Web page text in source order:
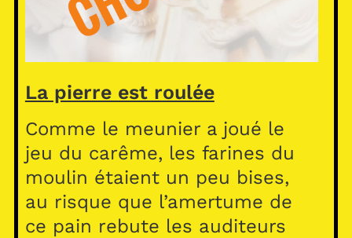
La pierre est roulée
Comme le meunier a joué le
jeu du carême, les farines du
moulin étaient un peu bises,
au risque que l’amertume de
ce pain rebute les auditeurs